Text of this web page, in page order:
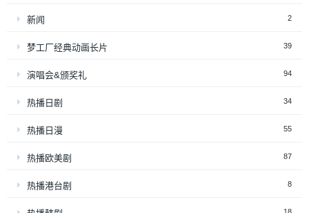
新闻 2
梦工厂经典动画长片 39
演唱会&颁奖礼 94
热播日剧 34
热播日漫 55
热播欧美剧 87
热播港台剧 8